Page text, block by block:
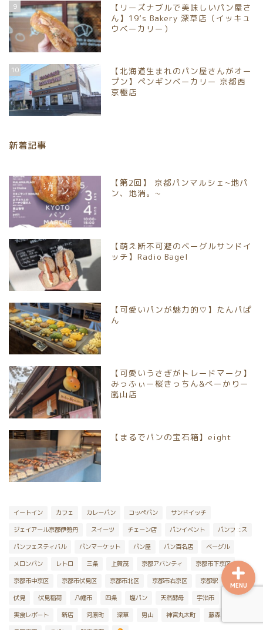
9
【リーズナブルで美味しいパン屋さ
ん】19’s Bakery 深草店（イッキュ
ウベーカリー）
10
【北海道生まれのパン屋さんがオー
プン】ペンギンベーカリー 京都西
京極店
新着記事
【第2回】 京都パンマルシェ~地パ
ン、地消。~
【萌え断不可避のベーグルサンドイ
ッチ】Radio Bagel
【可愛いパンが魅力的♡】たんパぱ
ん
【可愛いうさぎがトレードマーク】
みっふぃー桜きっちん&べーかりー
嵐山店
【まるでパンの宝石箱】eight
イートイン カフェ カレーパン コッペパン サンドイッチ
ジェイアール京都伊勢丹 スイーツ チェーン店 パンイベント パンフェス
パンフェスティバル パンマーケット パン屋 パン百名店 ベーグル
メロンパン レトロ 三条 上賀茂 京都アバンティ 京都市下京区
京都市中京区 京都市伏見区 京都市北区 京都市右京区 京都駅 伊勢丹
伏見 伏見稲荷 八幡市 四条 塩パン 天然酵母 宇治市
実食レポート 新店 河原町 深草 男山 神宮丸太町 藤森
MENU
パンイベント情報
パン屋
京都市中京区
京都市南区
京都市山科区
向日市
宇治市
乙訓郡大山崎町